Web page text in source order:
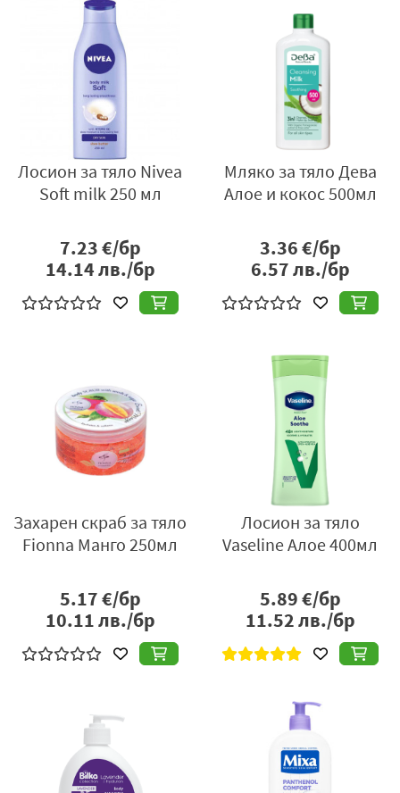
Лосион за тяло Nivea
Soft milk 250 мл
7.23€/бр
14.14лв./бр
Мляко за тяло Дева
Алое и кокос 500мл
3.36€/бр
6.57лв./бр
Захарен скраб за тяло
Fionna Манго 250мл
5.17€/бр
10.11лв./бр
Лосион за тяло
Vaseline Алое 400мл
5.89€/бр
11.52лв./бр